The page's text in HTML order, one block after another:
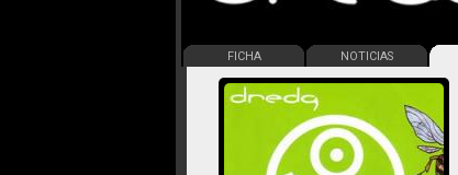
FICHA NOTICIAS